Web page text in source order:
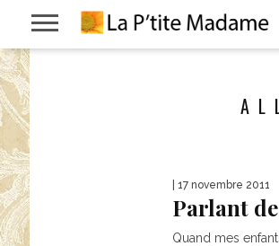
| 17 novembre 2011
Parlant
Quand mes